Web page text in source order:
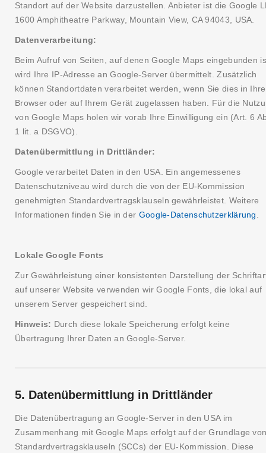
Standort auf der Website darzustellen. Anbieter ist die Google
1600 Amphitheatre Parkway, Mountain View, CA 94043, USA.
Datenverarbeitung:
Beim Aufruf von Seiten, auf denen Google Maps eingebunden
wird Ihre IP-Adresse an Google-Server übermittelt. Zusätzlich
können Standortdaten verarbeitet werden, wenn Sie dies in
Browser oder auf Ihrem Gerät zugelassen haben. Für die
von Google Maps holen wir vorab Ihre Einwilligung ein (Art. 6
1 lit. a DSGVO).
Datenübermittlung in Drittländer:
Google verarbeitet Daten in den USA. Ein angemessenes
Datenschutzniveau wird durch die von der EU-Kommission
genehmigten Standardvertragsklauseln gewährleistet. Weitere
Informationen finden Sie in der Google-Datenschutzerklärung
Lokale Google Fonts
Zur Gewährleistung einer konsistenten Darstellung der
auf unserer Website verwenden wir Google Fonts, die lokal auf
unserem Server gespeichert sind.
Hinweis: Durch diese lokale Speicherung erfolgt keine
Übertragung Ihrer Daten an Google-Server.
5. Datenübermittlung in Drittländer
Die Datenübertragung an Google-Server in den USA im
Zusammenhang mit Google Maps erfolgt auf der Grundlage
Standardvertragsklauseln (SCCs) der EU-Kommission. Diese